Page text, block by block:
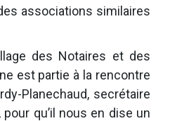
associations similaires
des Notaires et des
est partie à la rencontre
Planechaud, secrétaire
pour qu’il nous en dise un